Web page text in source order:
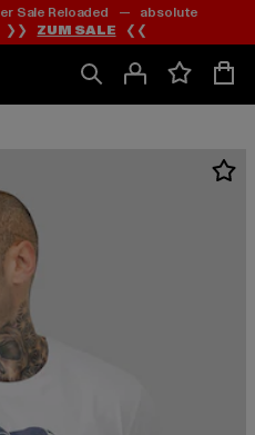
Zum
Inhalt
springen
Zum
Fußzeile
springen
Sale Reloaded — absolute
❯❯ ZUM SALE ❮❮